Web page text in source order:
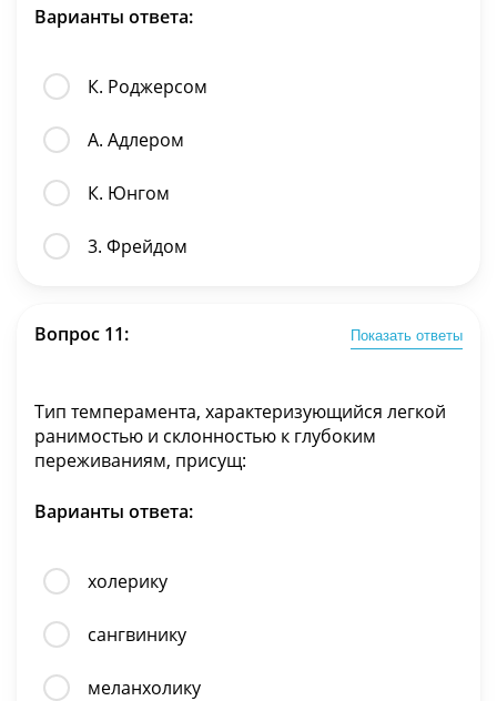
Варианты ответа:
К. Роджерсом
А. Адлером
К. Юнгом
3. Фрейдом
Вопрос 11: Показать ответы
Тип темперамента, характеризующийся легкой
ранимостью и склонностью к глубоким
переживаниям, присущ:
Варианты ответа:
холерику
сангвинику
меланхолику